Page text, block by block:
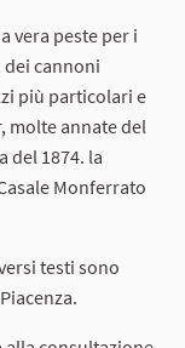
vera peste per i
dei cannoni
più particolari e
molte annate del
del 1874. la
Monferrato
testi sono